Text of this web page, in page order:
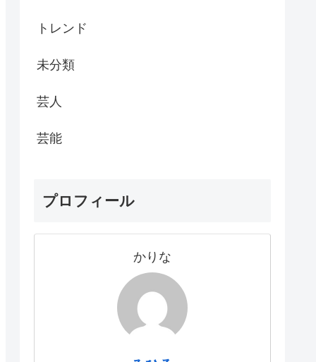
トレンド
未分類
芸人
芸能
プロフィール
かりな